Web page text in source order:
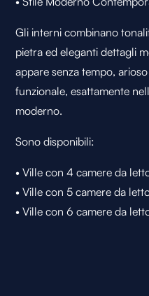
Gli interni combinano
pietra ed eleganti dettagli
appare senza tempo,
funzionale, esattamente
moderno.
Sono disponibili:
• Ville con 4 camere da
• Ville con 5 camere da
• Ville con 6 camere da